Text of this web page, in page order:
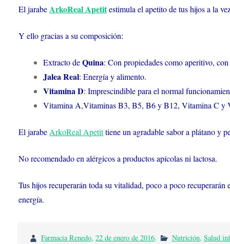
El jarabeArkoReal Apetitestimula el apetito de tus hijos a la
Y ello gracias a su composición:
Extracto deQuina: Con propiedades como aperitivo,
Jalea Real: Energía y alimento.
Vitamina D: Imprescindible para el normal
Vitamina A,Vitaminas B3, B5, B6 y B12, Vitamina C y
El jarabe ArkoReal Apetittiene un agradable sabor a plátano y
No recomendado en alérgicos a productos apícolas ni lactosa.
Tus hijos recuperarán toda su vitalidad, poco a poco
energía.
Farmacia Renedo, 22 de enero de 2016. Nutrición, Salud